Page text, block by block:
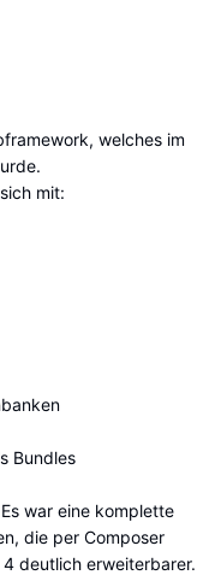
welches im
mit:
Bundles
war eine komplette
die per Composer
deutlich erweiterbarer.